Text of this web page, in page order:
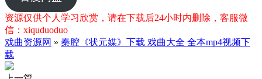
资源仅供个人学习欣赏，请在下载后24小时内删除，客服微
信：xiquduoduo
戏曲资源网 » 秦腔《状元媒》下载 戏曲大全 全本mp4视频下
载